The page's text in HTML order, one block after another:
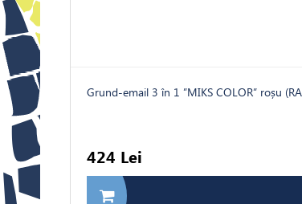
Grund-email 3 în 1 ”MIKS COLOR” roșu
424 Lei